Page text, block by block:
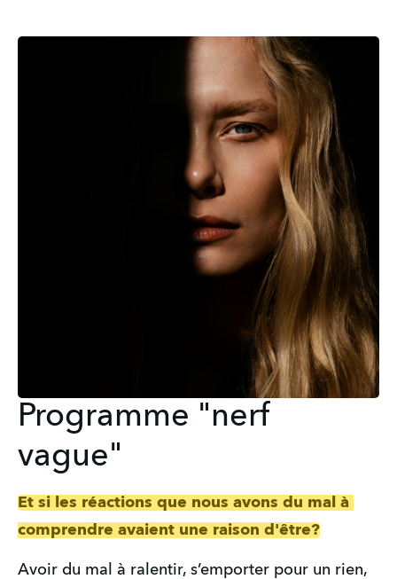
Programme "nerf
vague"
Et si les réactions que nous avons du mal à
comprendre avaient une raison d'être?
Avoir du mal à ralentir, s’emporter pour un rien,